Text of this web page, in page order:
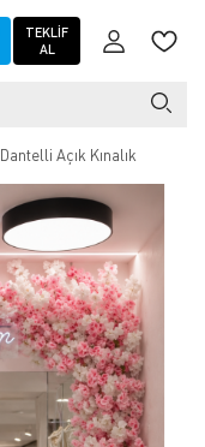
TEKLIF
AL
Dantelli Açık Kınalık